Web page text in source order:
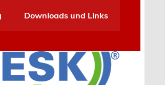
Downloads und Links